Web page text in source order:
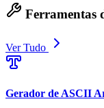
Ferramentas
Ver Tudo
Gerador de ASCII